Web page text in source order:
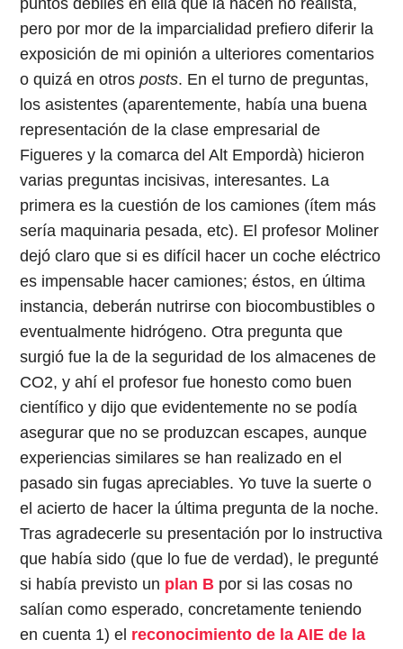
pero por mor de la imparcialidad prefiero diferir la
exposición de mi opinión a ulteriores comentarios
o quizá en otrosposts. En el turno de preguntas,
los asistentes (aparentemente, había una buena
representación de la clase empresarial de
Figueres y la comarca del Alt Empordà) hicieron
varias preguntas incisivas, interesantes. La
primera es la cuestión de los camiones (ítem más
sería maquinaria pesada, etc). El profesor Moliner
dejó claro que si es difícil hacer un coche eléctrico
es impensable hacer camiones; éstos, en última
instancia, deberán nutrirse con biocombustibles o
eventualmente hidrógeno. Otra pregunta que
surgió fue la de la seguridad de los almacenes de
CO2, y ahí el profesor fue honesto como buen
científico y dijo que evidentemente no se podía
asegurar que no se produzcan escapes, aunque
experiencias similares se han realizado en el
pasado sin fugas apreciables. Yo tuve la suerte o
el acierto de hacer la última pregunta de la noche.
Tras agradecerle su presentación por lo instructiva
que había sido (que lo fue de verdad), le pregunté
si había previsto un plan B por si las cosas no
salían como esperado, concretamente teniendo
en cuenta 1) el reconocimiento de la AIE de la